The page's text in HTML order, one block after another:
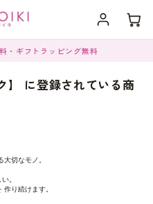
・ギフトラッピング無料
】 に登録されている商
切なモノ。
。
り続けます。